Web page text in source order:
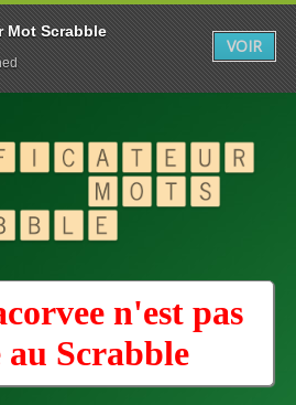
n'est pas
au Scrabble
Mot Scrabble
VOIR